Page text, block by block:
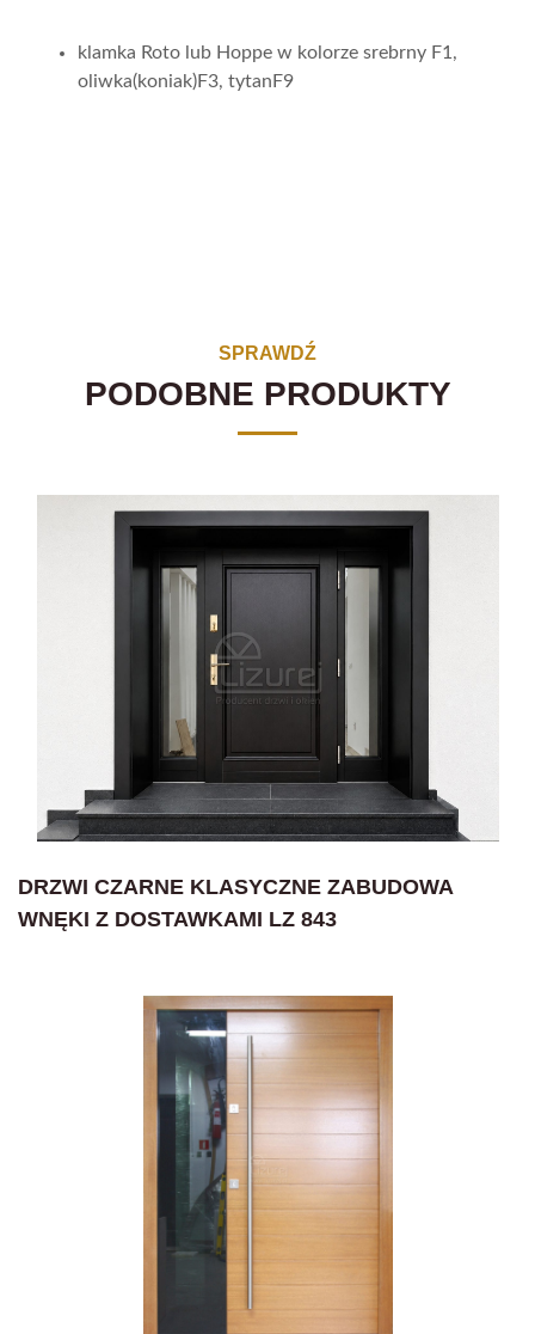
klamka Roto lub Hoppe w kolorze srebrny F1,
oliwka(koniak)F3, tytanF9
SPRAWDŹ
PODOBNE PRODUKTY
DRZWI CZARNE KLASYCZNE ZABUDOWA
WNĘKI Z DOSTAWKAMI LZ 843